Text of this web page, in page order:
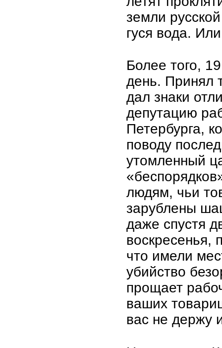
земли
гуся вода.
Более того,
день. Принял
дал знаки
депутацию
Петербурга,
поводу
утомленный
людям, чьи
зарублены
даже спустя
воскресенья,
что имели
убийство
прощает
ваших
вас не держу